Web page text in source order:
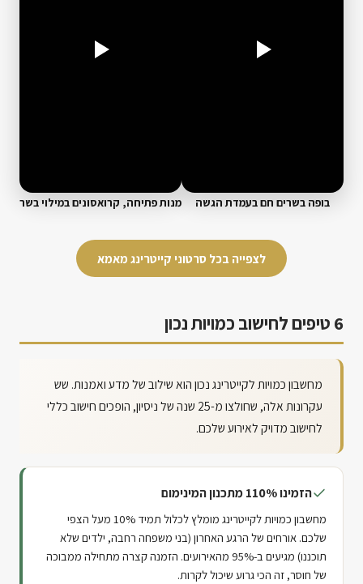
בופה בשרים חם בעמדת הגשה מנות פתיחה, קרואסונים במילוי בשר
לצפייה בכל סרטוני קייטרינג מאמא
6 טיפים לחישוב כמויות נכון
מחשבון כמויות לקייטרינג נכון הוא שילוב של מדע ואמנות. שש
עקרונות אלה, שחולצו מ-25 שנה של ניסיון, הופכים חישוב כללי
לחישוב מדויק לאירוע שלכם.
הזמינו 110% מתכנון המינימום
מחשבון כמויות לקייטרינג מומלץ לכלול תמיד 10% מעל הצפי
שלכם. אורחים של הרגע האחרון (בני משפחה רחבה, ילדים שלא
תוכננו) מגיעים ב-95% מהאירועים. הזמנה קצרה מתחילה ממבוכה
של חוסר, זה הכי גרוע שיכול לקרות.